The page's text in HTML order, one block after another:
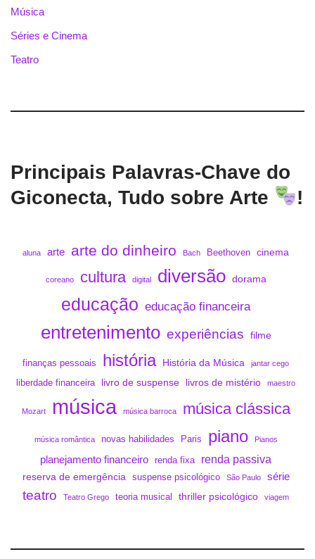
Música
Séries e Cinema
Teatro
Principais Palavras-Chave do
Giconecta, Tudo sobre Arte
!
aluna arte arte do dinheiro Bach Beethoven cinema
coreano cultura digital diversão dorama
educação educação financeira
entretenimento experiências filme
finanças pessoais história História da Música jantar cego
liberdade financeira livro de suspense livros de mistério maestro
Mozart música música barroca música clássica
música romântica novas habilidades Paris piano Pianos
planejamento financeiro renda fixa renda passiva
reserva de emergência suspense psicológico São Paulo série
teatro Teatro Grego teoria musical thriller psicológico viagem